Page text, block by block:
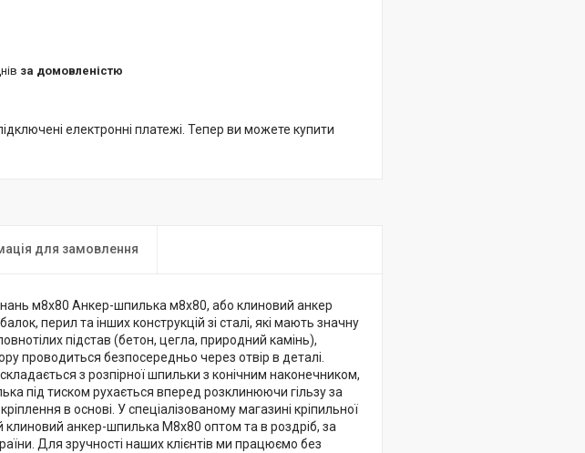
за домовленістю
електронні платежі. Тепер ви можете купити
для замовлення
м8х80 Анкер-шпилька м8х80, або клиновий анкер
перил та інших конструкцій зі сталі, які мають значну
підстав (бетон, цегла, природний камінь),
проводиться безпосередньо через отвір в деталі.
з розпірної шпильки з конічним наконечником,
під тиском рухається вперед розклинюючи гільзу за
в основі. У спеціалізованому магазині кріпильної
анкер-шпилька М8х80 оптом та в роздріб, за
Для зручності наших клієнтів ми працюємо без